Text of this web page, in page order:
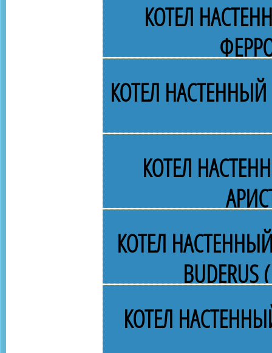
КОТЕЛ
КОТЕЛ НАСТЕННЫЙ
КОТЕЛ
КОТЕЛ
КОТЕЛ